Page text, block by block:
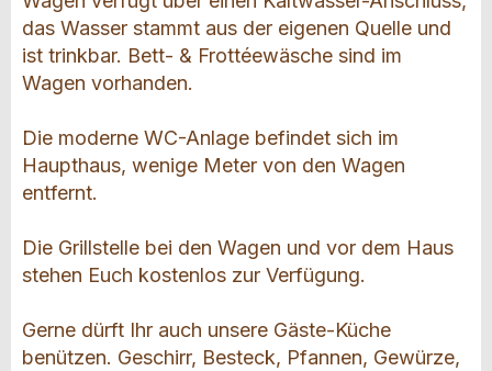
das Wasser stammt aus der eigenen Quelle und
ist trinkbar. Bett- & Frottéewäsche sind im
Wagen vorhanden.
Die moderne WC-Anlage befindet sich im
Haupthaus, wenige Meter von den Wagen
entfernt.
Die Grillstelle bei den Wagen und vor dem Haus
stehen Euch kostenlos zur Verfügung.
Gerne dürft Ihr auch unsere Gäste-Küche
benützen. Geschirr, Besteck, Pfannen, Gewürze,